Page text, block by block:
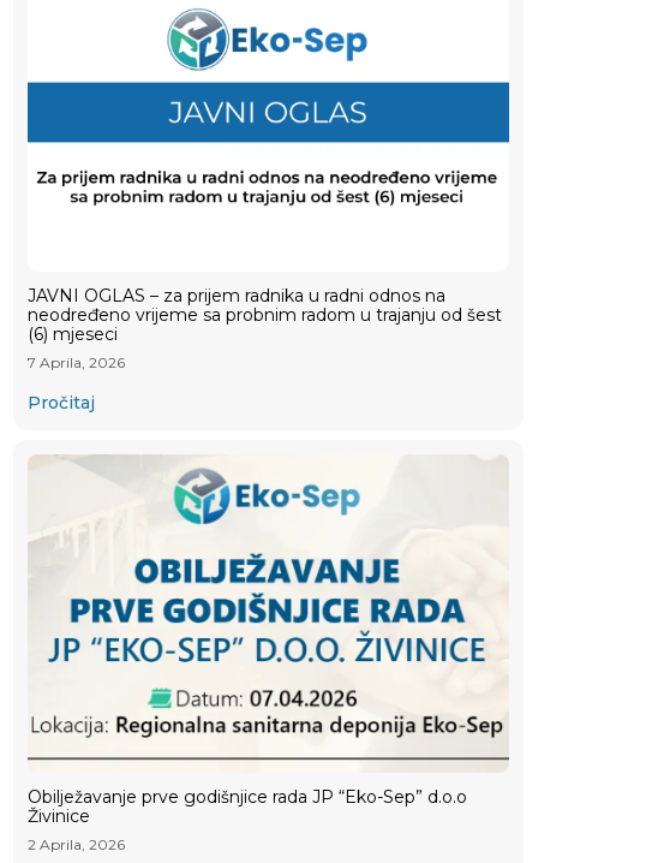
JAVNI OGLAS – za prijem radnika u radni odnos na
neodređeno vrijeme sa probnim radom u trajanju od šest
(6) mjeseci
7 Aprila, 2026
Pročitaj
Obilježavanje prve godišnjice rada JP “Eko-Sep” d.o.o
Živinice
2 Aprila, 2026